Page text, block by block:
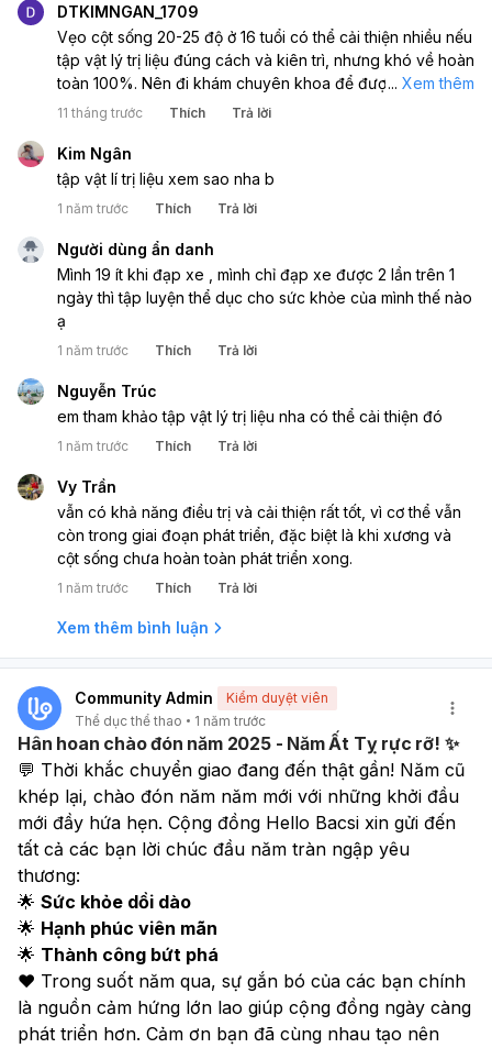
DTKIMNGAN_1709
Vẹo cột sống 20-25 độ ở 16 tuổi có thể cải thiện nhiều nếu
tập vật lý trị liệu đúng cách và kiên trì, nhưng khó về hoàn
toàn 100%. Nên đi khám chuyên khoa để được tư vấn cụ
thể nhé.
... Xem thêm
11 tháng trước Thích Trả lời
Kim Ngân
tập vật lí trị liệu xem sao nha b
1 năm trước Thích Trả lời
Người dùng ẩn danh
Mình 19 ít khi đạp xe , mình chỉ đạp xe được 2 lần trên 1
ngày thì tập luyện thể dục cho sức khỏe của mình thế nào
ạ
1 năm trước Thích Trả lời
Nguyễn Trúc
em tham khảo tập vật lý trị liệu nha có thể cải thiện đó
1 năm trước Thích Trả lời
Vy Trần
vẫn có khả năng điều trị và cải thiện rất tốt, vì cơ thể vẫn
còn trong giai đoạn phát triển, đặc biệt là khi xương và
cột sống chưa hoàn toàn phát triển xong.
1 năm trước Thích Trả lời
Xem thêm bình luận
Community Admin
Kiểm duyệt viên
Thể dục thể thao
1 năm trước
Hân hoan chào đón năm 2025 - Năm Ất Tỵ rực rỡ! ✨
💬 Thời khắc chuyển giao đang đến thật gần! Năm cũ
khép lại, chào đón năm năm mới với những khởi đầu
mới đầy hứa hẹn. Cộng đồng Hello Bacsi xin gửi đến
tất cả các bạn lời chúc đầu năm tràn ngập yêu
thương:
🌟 Sức khỏe dồi dào
🌟 Hạnh phúc viên mãn
🌟 Thành công bứt phá
❤️ Trong suốt năm qua, sự gắn bó của các bạn chính
là nguồn cảm hứng lớn lao giúp cộng đồng ngày càng
phát triển hơn. Cảm ơn bạn đã cùng nhau tạo nên